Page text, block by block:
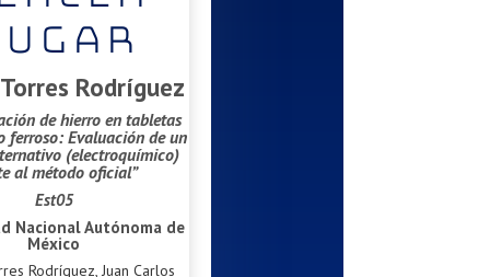
Rodríguez
de hierro en tabletas
ferroso: Evaluación de un
(electroquímico)
al método oficial”
Est05
Nacional Autónoma de
México
Rodríguez, Juan Carlos